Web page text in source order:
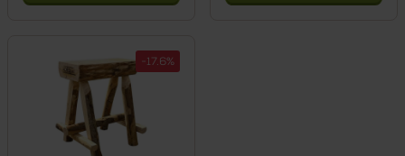
meerdere
variaties.
-17.6%